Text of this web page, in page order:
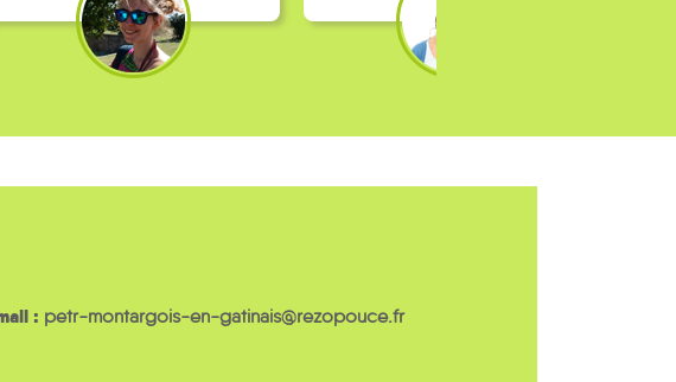
: petr-montargois-en-gatinais@rezopouce.fr